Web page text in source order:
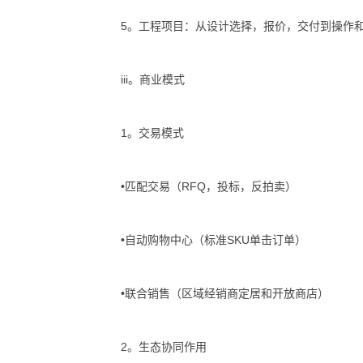
5。工程项目：从设计选择，报价，交付到操作
iii。商业模式
1。交易模式
•匹配交易（RFQ，投标，反拍卖）
•自动购物中心（标准SKU单击订单）
•联合销售（区域经销商定居和开放商店）
2。生态协同作用